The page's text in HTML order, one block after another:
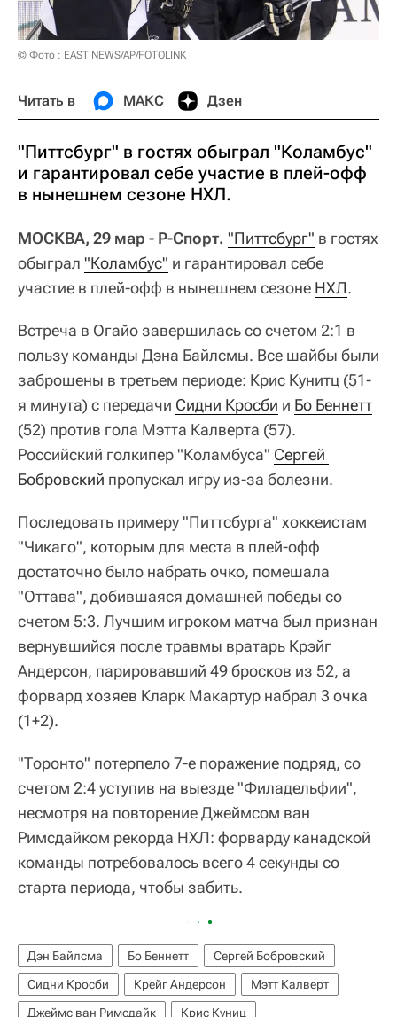
© Фото : EAST NEWS/AP/FOTOLINK
Читать в МАКС Дзен
"Питтсбург" в гостях обыграл "Коламбус"
и гарантировал себе участие в плей-офф
в нынешнем сезоне НХЛ.
МОСКВА, 29 мар - Р-Спорт. "Питтсбург" в гостях
обыграл "Коламбус" и гарантировал себе
участие в плей-офф в нынешнем сезоне НХЛ.
Встреча в Огайо завершилась со счетом 2:1 в
пользу команды Дэна Байлсмы. Все шайбы были
заброшены в третьем периоде: Крис Кунитц (51-
я минута) с передачи Сидни Кросби и Бо Беннетт
(52) против гола Мэтта Калверта (57).
Российский голкипер "Коламбуса" Сергей
Бобровский пропускал игру из-за болезни.
Последовать примеру "Питтсбурга" хоккеистам
"Чикаго", которым для места в плей-офф
достаточно было набрать очко, помешала
"Оттава", добившаяся домашней победы со
счетом 5:3. Лучшим игроком матча был признан
вернувшийся после травмы вратарь Крэйг
Андерсон, парировавший 49 бросков из 52, а
форвард хозяев Кларк Макартур набрал 3 очка
(1+2).
"Торонто" потерпело 7-е поражение подряд, со
счетом 2:4 уступив на выезде "Филадельфии",
несмотря на повторение Джеймсом ван
Римсдайком рекорда НХЛ: форварду канадской
команды потребовалось всего 4 секунды со
старта периода, чтобы забить.
Дэн Байлсма Бо Беннетт
Сергей Бобровский
Сидни Кросби
Крейг Андерсон
Мэтт Калверт
Джеймс ван Римсдайк
Крис Куниц